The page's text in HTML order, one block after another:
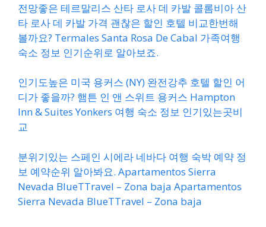
전망좋은 테르말리스 산타 로사 데 카발 콜롬비아 산
타 로사 데 카발 가격 괜찮은 할인 호텔 비교한번해
볼까요? Termales Santa Rosa De Cabal 가족여행
숙소 정보 인기순위로 알아보죠.
인기도높은 미국 용커스 (NY) 완전강추 호텔 할인 어
디가 좋을까? 햄튼 인 앤 스위트 용커스 Hampton
Inn & Suites Yonkers 여행 숙소 정보 인기있는곳비
교
분위기있는 스페인 시에라 네바다 여행 숙박 예약 정
보 예약순위 알아봐요. Apartamentos Sierra
Nevada BlueTTravel – Zona baja Apartamentos
Sierra Nevada BlueTTravel – Zona baja